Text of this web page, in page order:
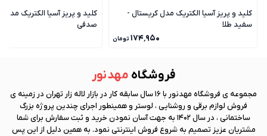
کلید و پریز آسیا الکتریک مدل کریستال -
سفید طلا
۱۷۴٬۹۵۰ تومان
کلید و پریز آسیا الکتریک مدل
صدفی
فروشگاه مهد نور
مجموعه ی فروشگاه مهد نور
با 16 سال سابقه کار در بازار لاله زار تهران در زمینه ی
فروش لوازم برقی و روشنایی ، لوستر و همینطور اجرای چندین پروژه بزرگ
ساختمانی ، در سال 1402 به جهت آسان نمودن خرید و ثبت سفارش برای شما
مشتریان عزیز تصمیم به شروع فروش اینترنتی نمود. به همین دلیل از این پس